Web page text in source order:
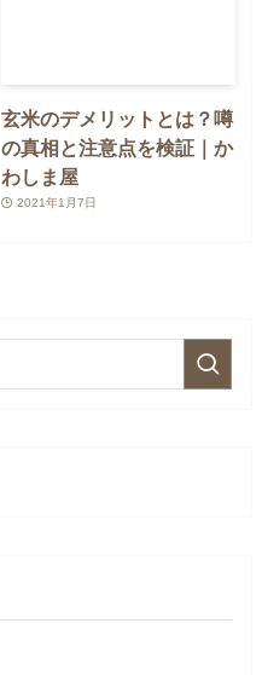
玄米のデメリットとは？噂
の真相と注意点を検証｜か
わしま屋
2021年1月7日